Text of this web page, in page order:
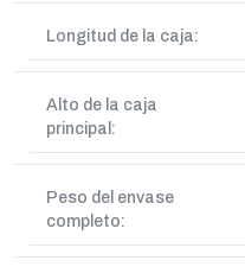
Longitud de la caja:
Alto de la caja
principal:
Peso del envase
completo: